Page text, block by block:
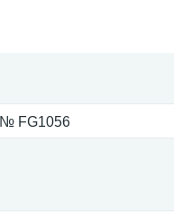
№ FG1056